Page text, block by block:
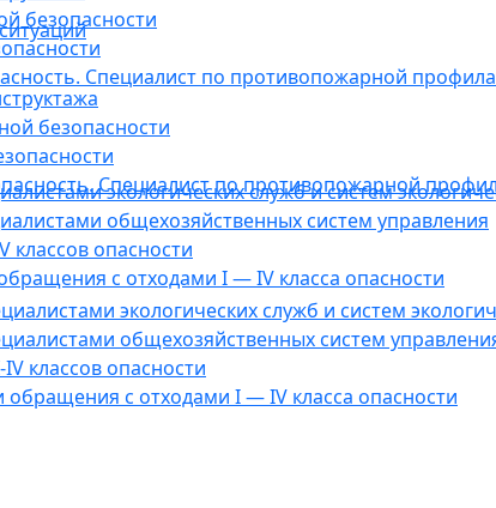
безопасности
Специалист по противопожарной
экологических служб и систем
общехозяйственных систем управления
классов опасности
с отходами I — IV класса опасности
безопасности
Специалист по противопожарной
экологических служб и систем
общехозяйственных систем
классов опасности
с отходами I — IV класса опасности